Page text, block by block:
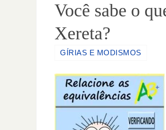
Você sabe o
Xereta?
GÍRIAS E MODISMOS